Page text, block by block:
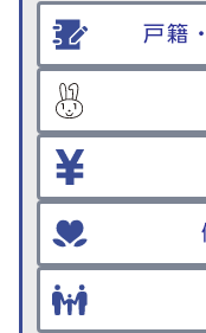
戸籍